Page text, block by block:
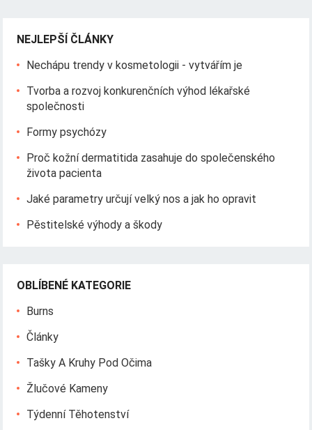
NEJLEPŠÍ ČLÁNKY
Nechápu trendy v kosmetologii - vytvářím je
Tvorba a rozvoj konkurenčních výhod lékařské
společnosti
Formy psychózy
Proč kožní dermatitida zasahuje do společenského
života pacienta
Jaké parametry určují velký nos a jak ho opravit
Pěstitelské výhody a škody
OBLÍBENÉ KATEGORIE
Burns
Články
Tašky A Kruhy Pod Očima
Žlučové Kameny
Týdenní Těhotenství